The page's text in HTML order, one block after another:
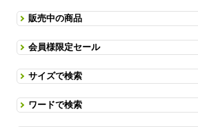
販売中の商品
会員様限定セール
サイズで検索
ワードで検索